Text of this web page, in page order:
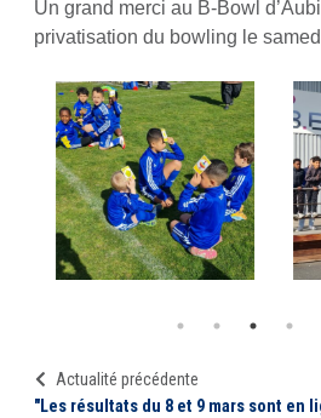
Un grand merci au B-Bowl
privatisation du bowling le
Actualité précédente
"Les résultats du 8 et 9 mars sont en